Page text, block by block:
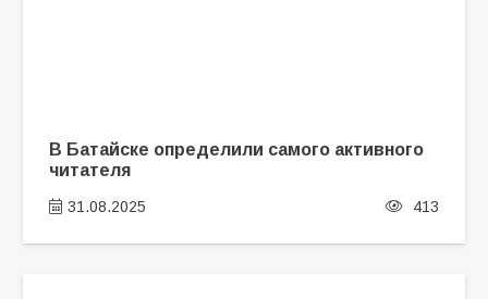
В Батайске определили самого активного
читателя
31.08.2025 413